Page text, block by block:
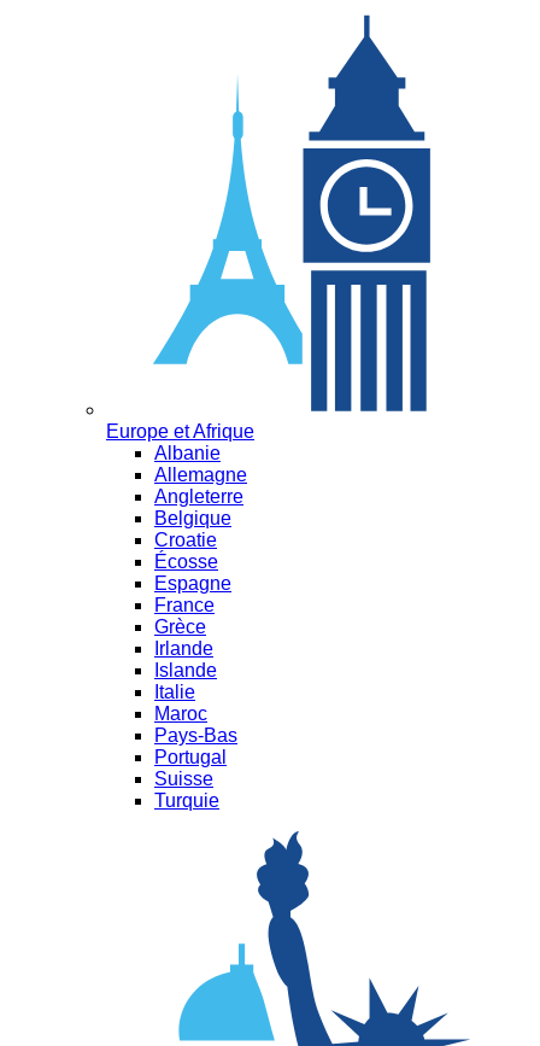
Europe et Afrique
Albanie
Allemagne
Angleterre
Belgique
Croatie
Écosse
Espagne
France
Grèce
Irlande
Islande
Italie
Maroc
Pays-Bas
Portugal
Suisse
Turquie